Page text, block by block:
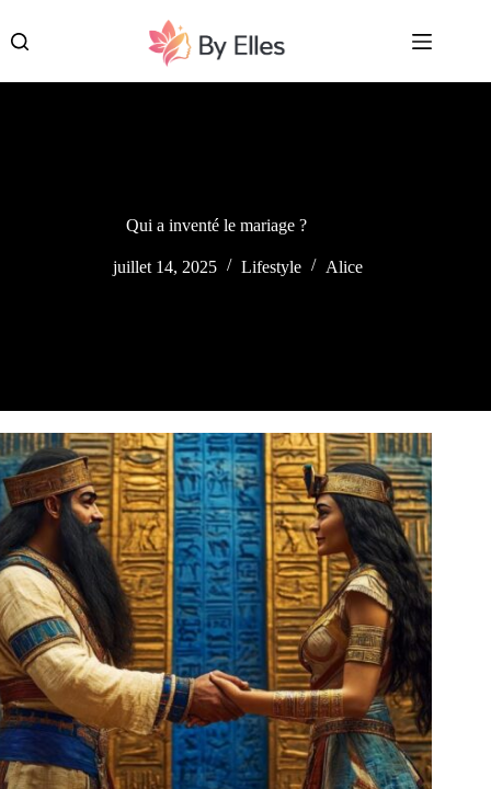
contenu
Qui a inventé le mariage ?
juillet 14, 2025 Lifestyle Alice